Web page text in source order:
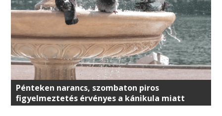
Pénteken narancs, szombaton piros
figyelmeztetés érvényes a kánikula miatt